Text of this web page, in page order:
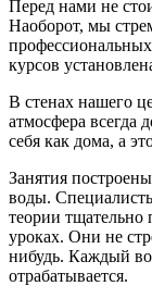
Перед нами не
Наоборот, мы
курсов
В стенах нашего
атмосфера всегда
себя как дома, а
Занятия
воды.
теории тщательно
уроках. Они не
нибудь. Каждый
отрабатывается.